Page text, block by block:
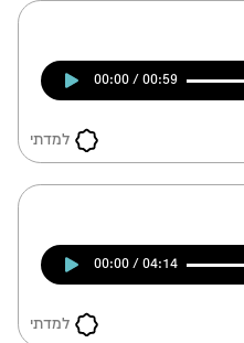
00:00 / 00:59
למדתי
00:00 / 04:14
למדתי
לחשבון